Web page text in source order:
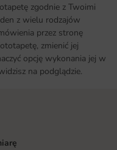
zgodnie z Twoimi
z wielu rodzajów
przez stronę
zmienić jej
opcję wykonania jej w
na podglądzie.